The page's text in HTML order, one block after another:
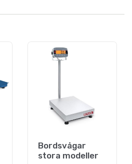
Bordsvågar
stora modeller